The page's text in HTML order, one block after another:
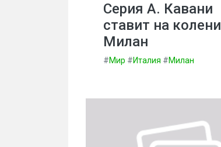
Серия А. Кавани
ставит на колени
Милан
#Мир #Италия #Милан